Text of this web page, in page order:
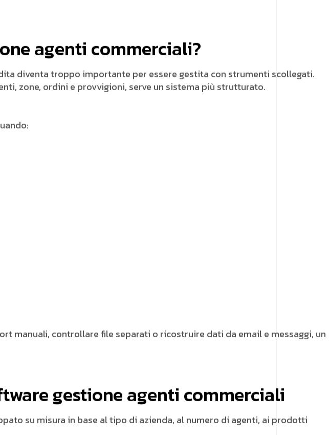
agenti commerciali?
diventa troppo importante per essere gestita con strumenti scollegati.
zone, ordini e provvigioni, serve un sistema più strutturato.
manuali, controllare file separati o ricostruire dati da email e messaggi, un
gestione agenti commerciali
su misura in base al tipo di azienda, al numero di agenti, ai prodotti